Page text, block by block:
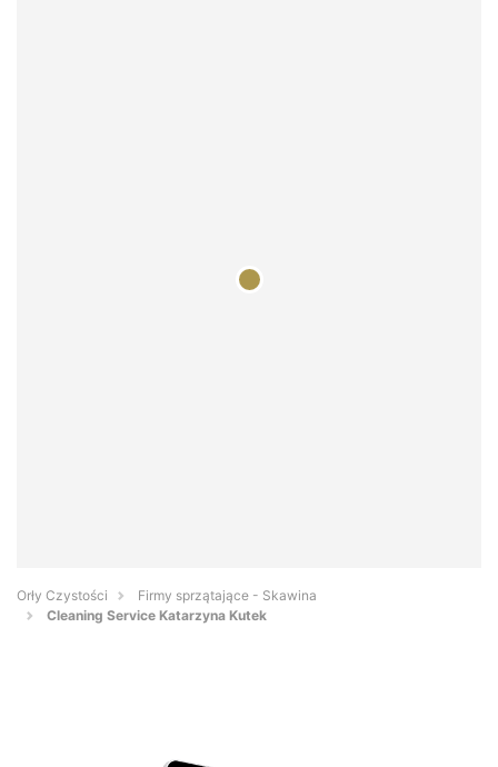
Orły Czystości
Firmy sprzątające - Skawina
Cleaning Service Katarzyna Kutek